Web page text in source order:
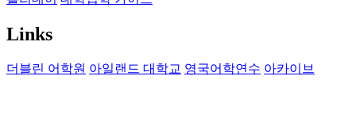
Links
더블린 어학원 아일랜드 대학교 영국어학연수 아카이브